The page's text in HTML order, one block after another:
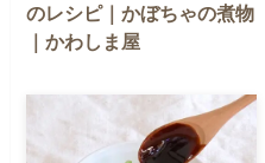
のレシピ｜かぼちゃの煮物
｜かわしま屋